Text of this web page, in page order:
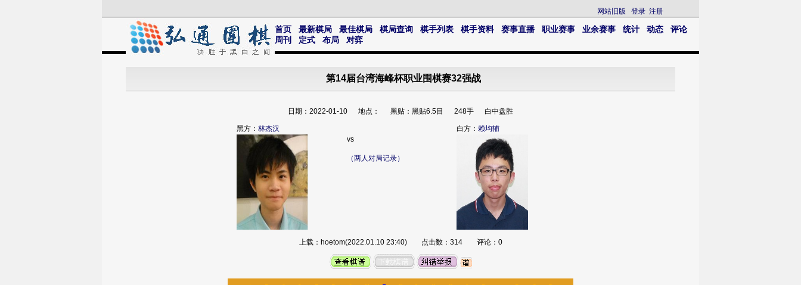
网站旧版 登录 注册
首页 最新棋局 最佳棋局 棋局查询 棋手列表 棋手资料 赛事直播 职业赛事 业余赛事 统计 动态
评论
周刊
定式 布局 对弈
第14届台湾海峰杯职业围棋赛32强战
日期：2022-01-10 地点： 黑贴：黑贴6.5目 248手 白中盘胜
黑方： 林杰汉 白方： 赖均辅
vs
（两人对局记录）
上载：hoetom(2022.01.10 23:40) 点击数：314 评论：0